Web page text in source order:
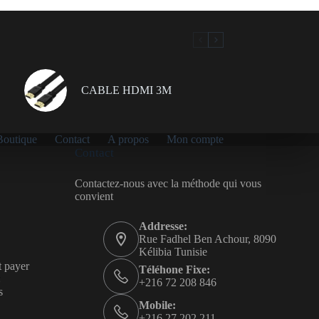
CABLE HDMI 3M
Contact A propos
Mon compte
payer
Contact
Contactez-nous avec la méthode qui vous
convient
Addresse:
Rue Fadhel Ben Achour, 8090
Kélibia Tunisie
Téléhone Fixe:
+216 72 208 846
Mobile: